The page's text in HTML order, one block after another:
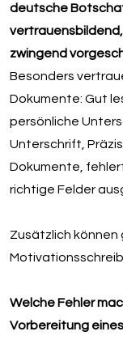
deutsche
zwingend
Besonders
Dokumente: Gut
persönliche
Unterschrift,
Dokumente,
richtige Felder
Zusätzlich
Welche Fehler
Vorbereitung